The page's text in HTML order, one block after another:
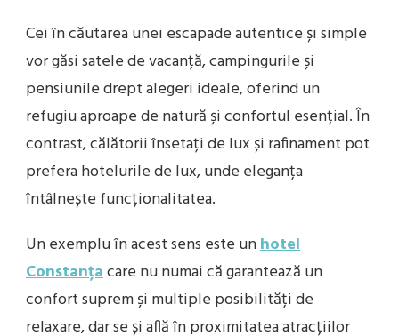
Cei în căutarea unei escapade autentice și simple
vor găsi satele de vacanță, campingurile și
pensiunile drept alegeri ideale, oferind un
refugiu aproape de natură și confortul esențial. În
contrast, călătorii însetați de lux și rafinament pot
prefera hotelurile de lux, unde eleganța
întâlnește funcționalitatea.
Un exemplu în acest sens este unhotel
Constanțacare nu numai că garantează un
confort suprem și multiple posibilități de
relaxare, dar se și află în proximitatea atracțiilor